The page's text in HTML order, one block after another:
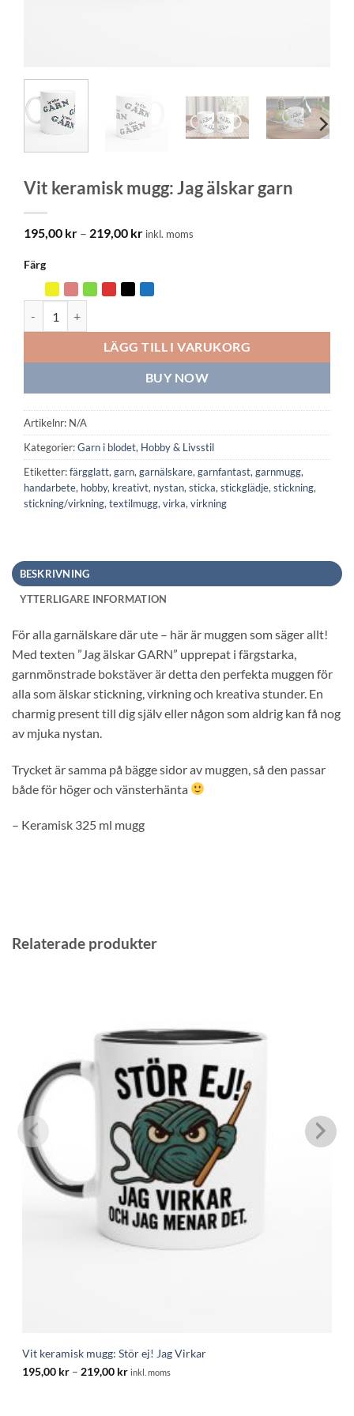
Vit keramisk mugg: Jag älskar garn
195,00 kr – 219,00 krPrisintervall:
inkl. moms
Färg
LÄGG TILL I VARUKORG
BUY NOW
Artikelnr: N/A
Kategorier:Garn i blodet, Hobby & Livsstil
Etiketter:färgglatt, garn, garnälskare, garnfantast, garnmugg,
handarbete, hobby, kreativt, nystan, sticka, stickglädje, stickning,
stickning/virkning, textilmugg, virka, virkning
BESKRIVNING
YTTERLIGARE INFORMATION
För alla garnälskare där ute – här är muggen som säger allt!
Med texten ”Jag älskar GARN” upprepat i färgstarka,
garnmönstrade bokstäver är detta den perfekta muggen för
alla som älskar stickning, virkning och kreativa stunder. En
charmig present till dig själv eller någon som aldrig kan få nog
av mjuka nystan.
Trycket är samma på bägge sidor av muggen, så den passar
både för höger och vänsterhänta
– Keramisk 325 ml mugg
Relaterade produkter
Vit keramisk mugg: Stör ej! Jag Virkar
195,00 kr – 219,00 krPrisintervall:
inkl. moms